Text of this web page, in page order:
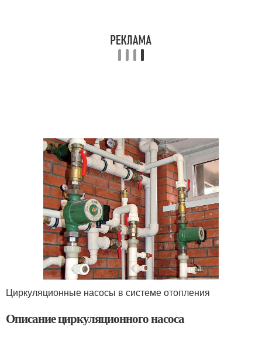
Циркуляционные насосы в системе отопления
Описание циркуляционного насоса